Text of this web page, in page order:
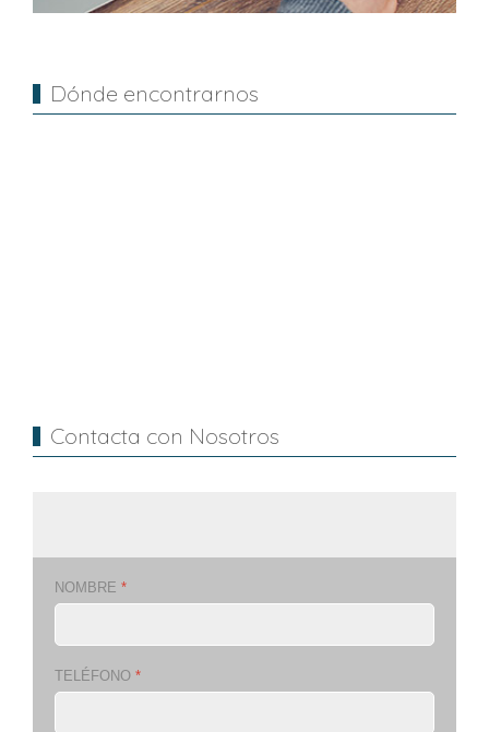
Dónde encontrarnos
Contacta con Nosotros
NOMBRE *
TELÉFONO *